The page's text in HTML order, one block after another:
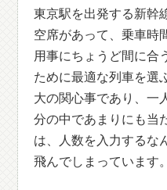
東京駅を出発する新幹
空席があって、乗車時
用事にちょうど間に合
ために最適な列車を選
大の関心事であり、一
分の中であまりにも当
は、人数を入力するな
飛んでしまっています。